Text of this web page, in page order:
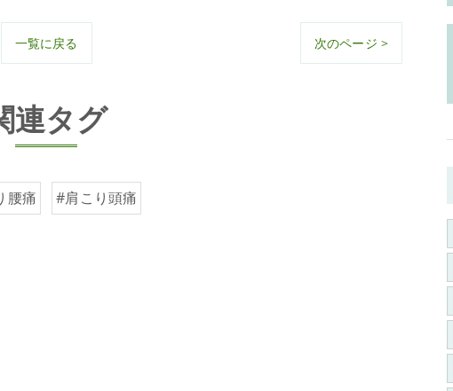
一覧に戻る 次のページ >
連タグ
腰痛 #肩こり頭痛